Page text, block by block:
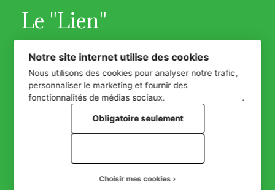
Le "Lien"
Bulletin 31 - Octobre 2018
Bulletin 32 -Avril 2019
Bulletin 33 -Décembre 2019
Bulletin 34 - Décembre 2020
Bulletin 35 - Juin 2021
Bulletin 36 - Décembre 2022
Bulletin 37 - Juin 2023
Bulletin 39 - Décembre 2025
Notre site internet utilise des cookies
Nous utilisons des cookies pour analyser notre trafic,
personnaliser le marketing et fournir des
fonctionnalités de médias sociaux.
.
Obligatoire seulement
Choisir mes cookies